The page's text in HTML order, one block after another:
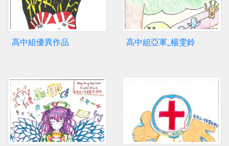
高中組優異作品 高中組亞軍_楊雯鈴